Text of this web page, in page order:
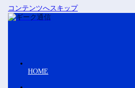
コンテンツへスキップ
HOME